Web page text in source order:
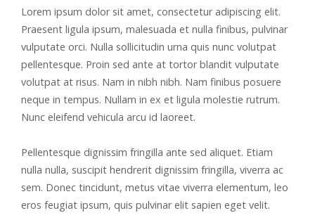
Lorem ipsum dolor sit amet, consectetur adipiscing elit.
Praesent ligula ipsum, malesuada et nulla finibus, pulvinar
vulputate orci. Nulla sollicitudin urna quis nunc volutpat
pellentesque. Proin sed ante at tortor blandit vulputate
volutpat at risus. Nam in nibh nibh. Nam finibus posuere
neque in tempus. Nullam in ex et ligula molestie rutrum.
Nunc eleifend vehicula arcu id laoreet.
Pellentesque dignissim fringilla ante sed aliquet. Etiam
nulla nulla, suscipit hendrerit dignissim fringilla, viverra ac
sem. Donec tincidunt, metus vitae viverra elementum, leo
eros feugiat ipsum, quis pulvinar elit sapien eget velit.